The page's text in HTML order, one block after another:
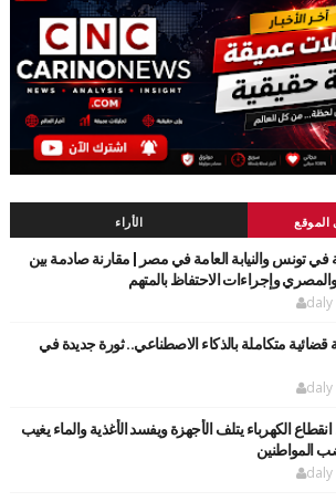
الأراء
في تونس والنيابة العامة في مصر | مقارنة صادمة بين
وإجراءات الاحتفاظ بالمتهم
daly
متكاملة بالذكاء الاصطناعي.. ثورة جديدة في
daly
الكهرباء يتلف الأجهزة ويفسد الأغذية والماء يغيب
المواطنين
daly